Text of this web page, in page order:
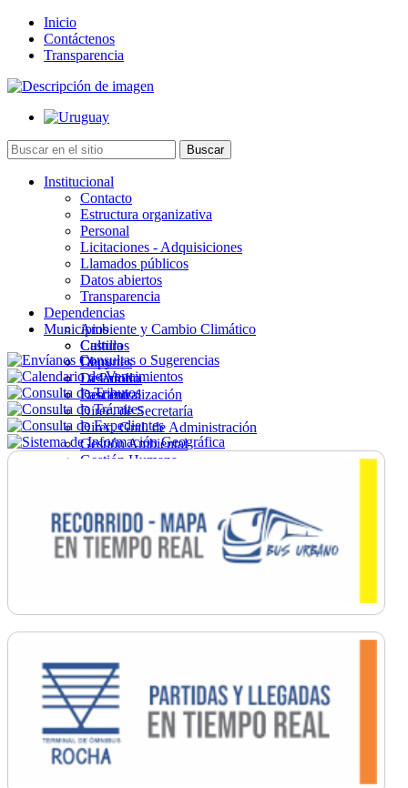
Inicio
Contáctenos
Transparencia
Institucional
Contacto
Estructura organizativa
Personal
Licitaciones - Adquisiciones
Llamados públicos
Datos abiertos
Transparencia
Dependencias
Ambiente y Cambio Climático
Cultura
Deportes
Desarrollo
Descentralización
Direc. de Secretaría
Direc. Gral. de Administración
Gestión Ambiental
Gestión Humana
Ordenamiento
Promoción Social
Salud
Secretaría General
Municipios
Castillos
Chuy
La Paloma
Lascano